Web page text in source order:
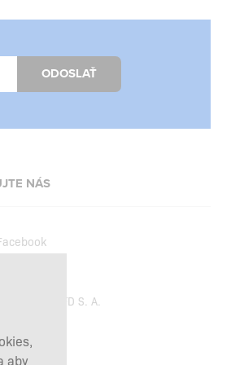
ODOSLAŤ
NÁS
SFD S. A.
aby